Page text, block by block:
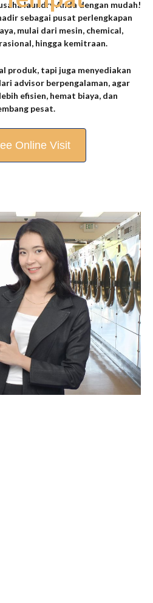
laundry Anda dengan mudah!
sebagai pusat perlengkapan
mulai dari mesin, chemical,
hingga kemitraan.
produk, tapi juga menyediakan
advisor berpengalaman, agar
efisien, hemat biaya, dan
pesat.
Online Visit